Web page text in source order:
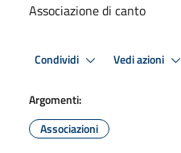
Associazione di canto
Condividi Vedi azioni
Argomenti:
Associazioni